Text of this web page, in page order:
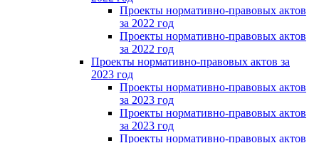
Проекты нормативно-правовых актов
за 2022 год
Проекты нормативно-правовых актов
за 2022 год
Проекты нормативно-правовых актов за
2023 год
Проекты нормативно-правовых актов
за 2023 год
Проекты нормативно-правовых актов
за 2023 год
Проекты нормативно-правовых актов